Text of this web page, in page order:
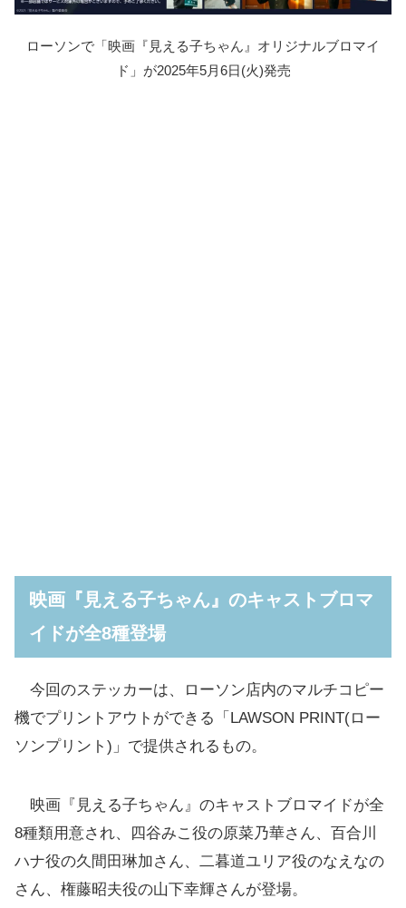
ローソンで「映画『見える子ちゃん』オリジナルブロマイ
ド」が2025年5月6日(火)発売
映画『見える子ちゃん』のキャストブロマ
イドが全8種登場
今回のステッカーは、ローソン店内のマルチコピー
機でプリントアウトができる「LAWSON PRINT(ロー
ソンプリント)」で提供されるもの。
映画『見える子ちゃん』のキャストブロマイドが全
8種類用意され、四谷みこ役の原菜乃華さん、百合川
ハナ役の久間田琳加さん、二暮道ユリア役のなえなの
さん、権藤昭夫役の山下幸輝さんが登場。